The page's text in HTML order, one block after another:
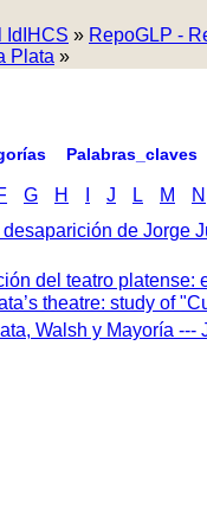
IdIHCS » RepoGLP -
Plata »
Palabras_claves
G H J L M N
de Jorge
del teatro
theatre: study of
Walsh y Mayoría